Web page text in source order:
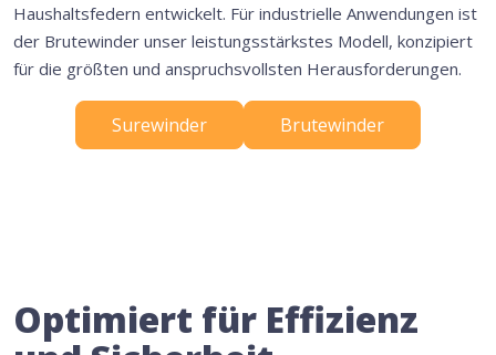
Haushaltsfedern entwickelt. Für industrielle Anwendungen ist
der Brutewinder unser leistungsstärkstes Modell, konzipiert
für die größten und anspruchsvollsten Herausforderungen.
Surewinder Brutewinder
Optimiert für Effizienz